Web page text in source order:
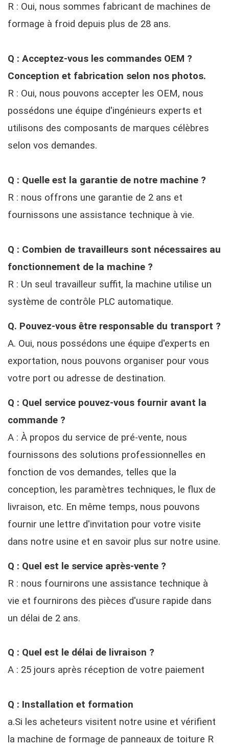
R : Oui, nous sommes fabricant de machines de
formage à froid depuis plus de 28 ans.
Q : Acceptez-vous les commandes OEM ?
Conception et fabrication selon nos photos.
R : Oui, nous pouvons accepter les OEM, nous
possédons une équipe d'ingénieurs experts et
utilisons des composants de marques célèbres
selon vos demandes.
Q : Quelle est la garantie de notre machine ?
R : nous offrons une garantie de 2 ans et
fournissons une assistance technique à vie.
Q : Combien de travailleurs sont nécessaires au
fonctionnement de la machine ?
R : Un seul travailleur suffit, la machine utilise un
système de contrôle PLC automatique.
Q. Pouvez-vous être responsable du transport ?
A. Oui, nous possédons une équipe d'experts en
exportation, nous pouvons organiser pour vous
votre port ou adresse de destination.
Q : Quel service pouvez-vous fournir avant la
commande ?
A : À propos du service de pré-vente, nous
fournissons des solutions professionnelles en
fonction de vos demandes, telles que la
conception, les paramètres techniques, le flux de
livraison, etc. En même temps, nous pouvons
fournir une lettre d'invitation pour votre visite
dans notre usine et en savoir plus sur notre usine.
Q : Quel est le service après-vente ?
R : nous fournirons une assistance technique à
vie et fournirons des pièces d'usure rapide dans
un délai de 2 ans.
Q : Quel est le délai de livraison ?
A : 25 jours après réception de votre paiement
Q : Installation et formation
a.Si les acheteurs visitent notre usine et vérifient
la machine de formage de panneaux de toiture R